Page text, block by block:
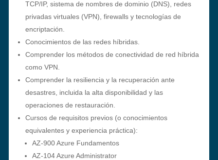
TCP/IP, sistema de nombres de dominio (DNS), redes
privadas virtuales (VPN), firewalls y tecnologías de
encriptación.
Conocimientos de las redes híbridas.
Comprender los métodos de conectividad de red híbrida
como VPN.
Comprender la resiliencia y la recuperación ante
desastres, incluida la alta disponibilidad y las
operaciones de restauración.
Cursos de requisitos previos (o conocimientos
equivalentes y experiencia práctica):
AZ-900 Azure Fundamentos
AZ-104 Azure Administrator